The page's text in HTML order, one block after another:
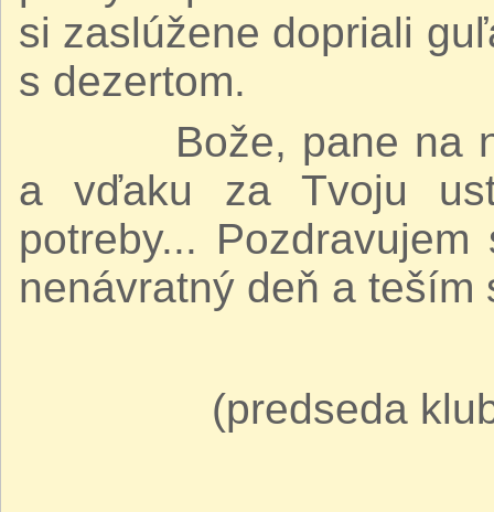
si zaslúžene dopriali
s dezertom.
Bože, pane na
a vďaku za Tvoju
potreby...
nenávratný deň a
(predseda